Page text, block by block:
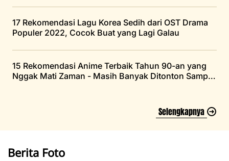
17 Rekomendasi Lagu Korea Sedih dari OST Drama
Populer 2022, Cocok Buat yang Lagi Galau
15 Rekomendasi Anime Terbaik Tahun 90-an yang
Nggak Mati Zaman - Masih Banyak Ditonton Sampai
Selengkapnya
Berita Foto